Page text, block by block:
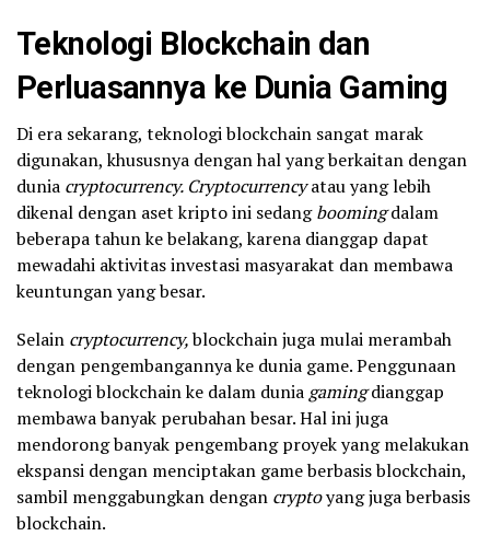
Teknologi Blockchain dan
Perluasannya ke Dunia Gaming
Di era sekarang, teknologi blockchain sangat marak
digunakan, khususnya dengan hal yang berkaitan dengan
dunia cryptocurrency. Cryptocurrencyatau yang lebih
dikenal dengan aset kripto ini sedangboomingdalam
beberapa tahun ke belakang, karena dianggap dapat
mewadahi aktivitas investasi masyarakat dan membawa
keuntungan yang besar.
Selain cryptocurrency,blockchain juga mulai merambah
dengan pengembangannya ke dunia game. Penggunaan
teknologi blockchain ke dalam dunia gamingdianggap
membawa banyak perubahan besar. Hal ini juga
mendorong banyak pengembang proyek yang melakukan
ekspansi dengan menciptakan game berbasis blockchain,
sambil menggabungkan dengan cryptoyang juga berbasis
blockchain.